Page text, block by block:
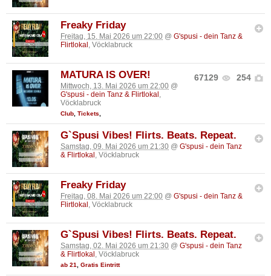
Freaky Friday
Freitag, 15. Mai 2026 um 22:00 @ G'spusi - dein Tanz &
Flirtlokal , Vöcklabruck
67129 254
MATURA IS OVER!
Mittwoch, 13. Mai 2026 um 22:00 @
G'spusi - dein Tanz & Flirtlokal ,
Vöcklabruck
Club Tickets
G`Spusi Vibes! Flirts. Beats. Repeat.
Samstag, 09. Mai 2026 um 21:30 @ G'spusi - dein Tanz
& Flirtlokal , Vöcklabruck
Freaky Friday
Freitag, 08. Mai 2026 um 22:00 @ G'spusi - dein Tanz &
Flirtlokal , Vöcklabruck
G`Spusi Vibes! Flirts. Beats. Repeat.
Samstag, 02. Mai 2026 um 21:30 @ G'spusi - dein Tanz
& Flirtlokal , Vöcklabruck
ab 21, Gratis Eintritt